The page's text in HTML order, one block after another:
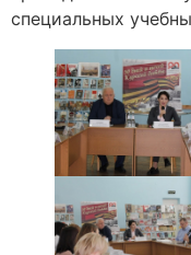
специальных